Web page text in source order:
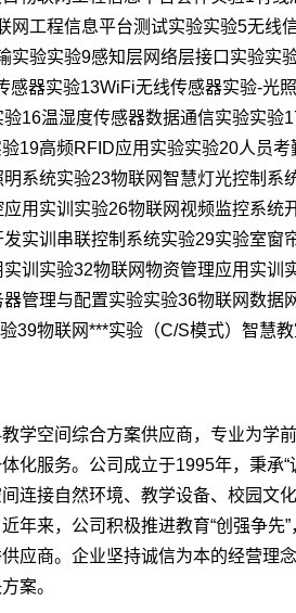
网工程信息平台测试实验实验5无线
实验实验9感知层网络层接口实验实
感器实验13WiFi无线传感器实验-光
16温湿度传感器数据通信实验实
19高频RFID应用实验实验20人员
系统实验23物联网智慧灯光控制
用实训实验26物联网视频监控系
实训串联控制系统实验29实验室窗
训实验32物联网物资管理应用实
管理与配置实验实验36物联网数
39物联网***实验（C/S模式）智慧
学空间综合方案供应商，专业为学
化服务。公司成立于1995年，秉承
连接自然环境、教学设备、校园文
年来，公司积极推进教育“创强争
应商。企业坚持诚信为本的经营理
案。